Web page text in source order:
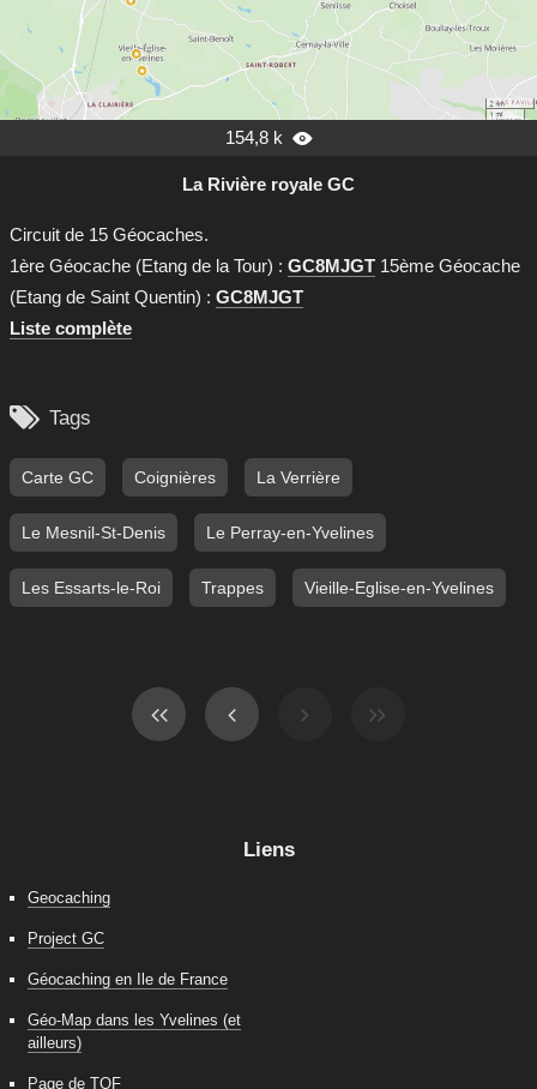
154,8 k 
La Rivière royale GC
Circuit de 15 Géocaches.
1ère Géocache (Etang de la Tour) : GC8MJGT 15ème Géocache
(Etang de Saint Quentin) : GC8MJGT
Liste complète
 Tags
Carte GC Coignières La Verrière
Le Mesnil-St-Denis Le Perray-en-Yvelines
Les Essarts-le-Roi Trappes Vieille-Eglise-en-Yvelines
Liens
Geocaching
Project GC
Géocaching en Ile de France
Géo-Map dans les Yvelines (et
ailleurs)
Page de TOF